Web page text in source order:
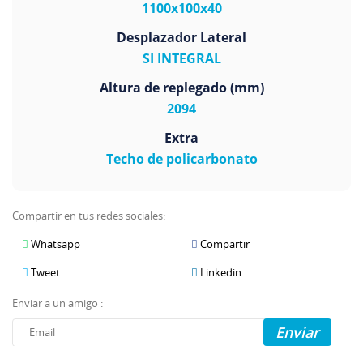
1100x100x40
Desplazador Lateral
SI INTEGRAL
Altura de replegado (mm)
2094
Extra
Techo de policarbonato
Compartir en tus redes sociales:
Whatsapp
Compartir
Tweet
Linkedin
Enviar a un amigo :
Enviar